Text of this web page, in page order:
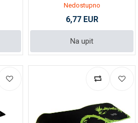
Nedostupno
6,77 EUR
Na upit